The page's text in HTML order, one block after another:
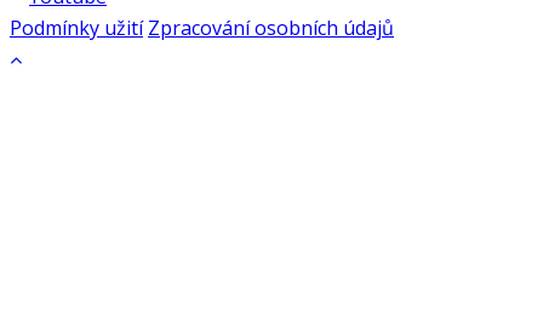
Podmínky užití Zpracování osobních údajů